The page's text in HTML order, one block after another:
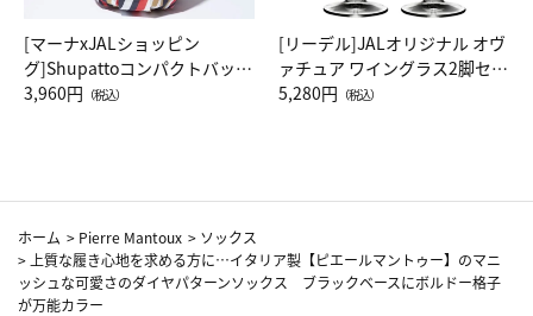
[マーナxJALショッピン
グ]Shupattoコンパクトバッグ
Drop JAL客室乗務員（LC）ス
3,960円 （税込）
[リーデル]JALオリジナル オヴ
ァチュア ワイングラス2脚セッ
ト（レッドワイン）
5,280円 （税込）
ホーム > Pierre Mantoux > ソックス
> 上質な履き心地を求める方に…イタリア製【ピエールマントゥー】のマニ
ッシュな可愛さのダイヤパターンソックス ブラックベースにボルドー格子
が万能カラー